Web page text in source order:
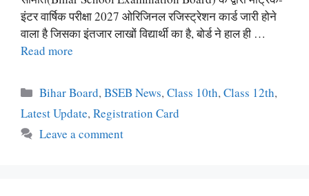
इंटर वार्षिक परीक्षा 2027 ओरिजिनल रजिस्ट्रेशन कार्ड जारी होने
वाला है जिसका इंतजार लाखों विद्यार्थी का है, बोर्ड ने हाल ही …
Read more
Categories
Bihar Board,BSEB News,Class 10th,Class 12th,
Latest Update,Registration Card
Leave a comment